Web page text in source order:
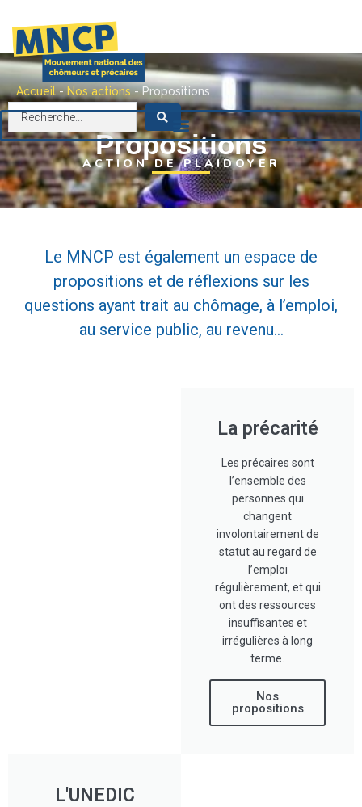
Accueil-Nos actions-Propositions
Propositions
ACTION DE PLAIDOYER
Le MNCP est également un espace de
propositions et de réflexions sur les
questions ayant trait au chômage, à l’emploi,
au service public, au revenu…
La précarité
Les précaires sont
l’ensemble des
personnes qui
changent
involontairement de
statut au regard de
l’emploi
régulièrement, et qui
ont des ressources
insuffisantes et
irrégulières à long
terme.
Nos
propositions
L'UNEDIC